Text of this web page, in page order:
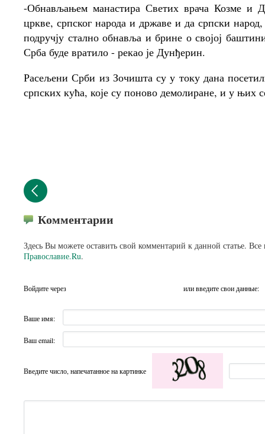
-Обнављањем манастира Светих врача Козме и
цркве, српског народа и државе и да српски
подручју стално обнавља и брине о својој
Срба буде вратило - рекао је Дунђерин.
Расељени Срби из Зочишта су у току дана
српских кућа, које су поново демолиране, и у њих
Комментарии
Здесь Вы можете оставить свой комментарий к данной статье.
Православие.Ru.
Войдите через или введите свои данные:
Ваше имя:
Ваш email:
Введите число, напечатанное на картинке